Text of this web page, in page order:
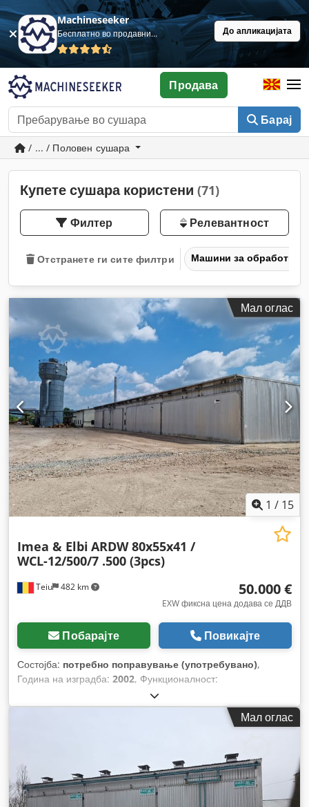
Machineseeker
Бесплатно во продавница До апликацијата
Барај
Продава
/ ... / Половен сушара
Купете сушара користени (71)
Филтер Релевантност
Отстранете ги сите филтри Машини за обработка
Мал оглас
1 / 15
Teiu 482 km
Imea & Elbi ARDW 80x55x41 /
WCL-12/500/7 .500 (3pcs)
50.000 €
EXW фиксна цена додава се ДДВ
Побарајте Повикајте
Состојба: потребно поправување (употребувано),
Година на изградба: 2002, Функционалност:
Мал оглас